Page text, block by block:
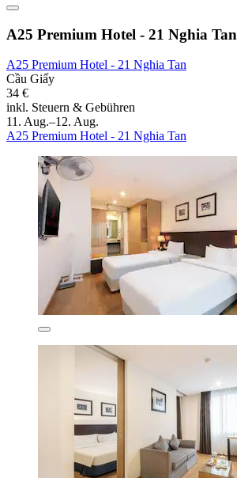
A25 Premium Hotel - 21 Nghia Tan
A25 Premium Hotel - 21 Nghia Tan
Cầu Giấy
34 €
inkl. Steuern & Gebühren
11. Aug.–12. Aug.
A25 Premium Hotel - 21 Nghia Tan